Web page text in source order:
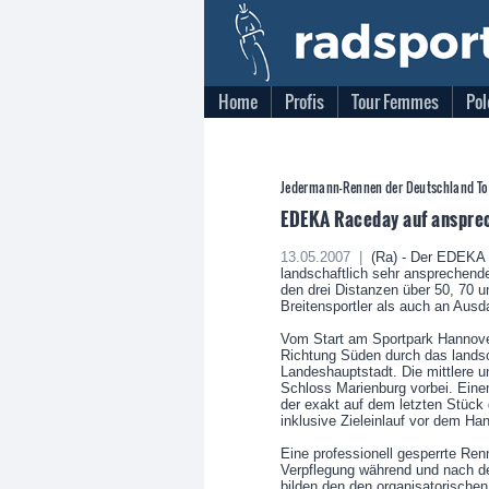
Home Profis Tour Femmes
Jedermann-Rennen der Deutschland
EDEKA Raceday auf
13.05.2007 |
(Ra) - Der
landschaftlich sehr
den drei Distanzen über 50, 70
Breitensportler als auch an
Vom Start am Sportpark
Richtung Süden durch das
Landeshauptstadt. Die mittlere
Schloss Marienburg vorbei.
der exakt auf dem letzten Stück
inklusive Zieleinlauf vor dem
Eine professionell gesperrte
Verpflegung während und nach